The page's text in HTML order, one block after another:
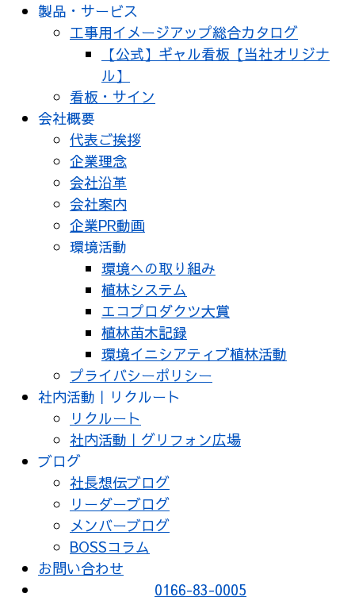
製品・サービス
工事用イメージアップ総合カタログ
【公式】ギャル看板【当社オリジナ
ル】
看板・サイン
会社概要
代表ご挨拶
企業理念
会社沿革
会社案内
企業PR動画
環境活動
環境への取り組み
植林システム
エコプロダクツ大賞
植林苗木記録
環境イニシアティブ植林活動
プライバシーポリシー
社内活動｜リクルート
リクルート
社内活動｜グリフォン広場
ブログ
社長想伝ブログ
リーダーブログ
メンバーブログ
BOSSコラム
お問い合わせ
0166-83-0005